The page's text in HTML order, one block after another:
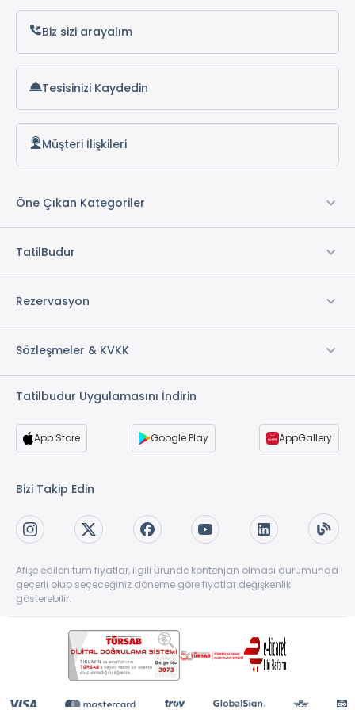
Biz sizi arayalım
Tesisinizi Kaydedin
Müşteri İlişkileri
Öne Çıkan Kategoriler
TatilBudur
Rezervasyon
Sözleşmeler & KVKK
Tatilbudur Uygulamasını İndirin
App Store Google Play AppGallery
Bizi Takip Edin
Afişe edilen tüm fiyatlar, ilgili üründe kontenjan olması durumunda
geçerli olup seçeceğiniz döneme göre fiyatlar değişkenlik
gösterebilir.